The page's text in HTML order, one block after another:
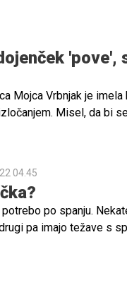
'pove',
Mojca Vrbnjak je
Misel, da bi
04.45
po spanju.
pa imajo težave s